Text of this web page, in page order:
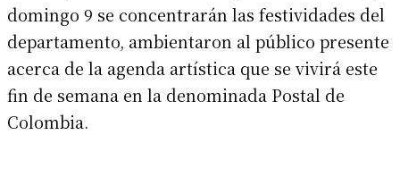
domingo 9 se concentrarán las festividades del
departamento, ambientaron al público presente
acerca de la agenda artística que se vivirá este
fin de semana en la denominada Postal de
Colombia.